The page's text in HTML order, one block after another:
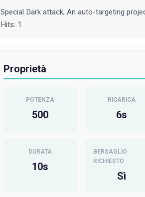
Special Dark attack; An auto-targeting
Hits: 1
Proprietà
POTENZA
500
RICARICA
6s
DURATA
10s
BERSAGLIO
RICHIESTO
Sì